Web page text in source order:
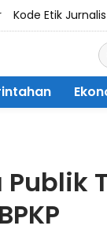
Kode Etik